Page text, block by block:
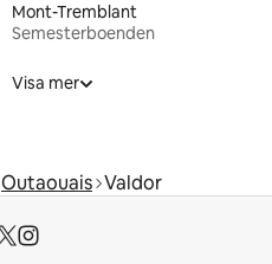
Mont-Tremblant
Semesterboenden
Visa mer
Outaouais Valdor